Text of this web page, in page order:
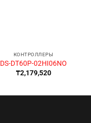
КОНТРОЛЛЕРЫ
DS-DT60P-02HI06NO
₸2,179,520